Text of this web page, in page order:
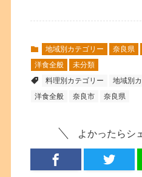
地域別カテゴリー 奈良県
洋食全般
未分類
料理別カテゴリー
地域別
洋食全般
奈良市 奈良県
よかったらシ